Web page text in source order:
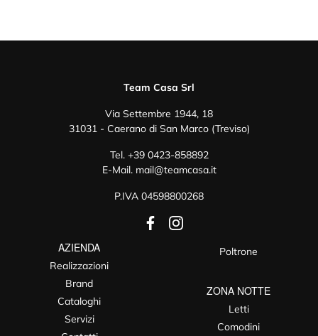
Team Casa Srl
Via Settembre 1944, 18
31031 - Caerano di San Marco (Treviso)
Tel. +39 0423-858892
E-Mail. mail@teamcasa.it
P.IVA 04598800268
AZIENDA
Realizzazioni
Brand
Cataloghi
Servizi
Poltrone
ZONA NOTTE
Letti
Comodini